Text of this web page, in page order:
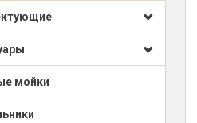
мойки